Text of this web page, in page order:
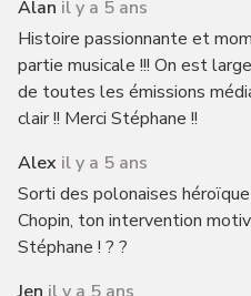
Alan il y a 5 ans
Histoire passionnante et
partie musicale !!! On est
de toutes les émissions
clair !! Merci Stéphane !!
Alex il y a 5 ans
Sorti des polonaises
Chopin, ton intervention
Stéphane ! ? ?